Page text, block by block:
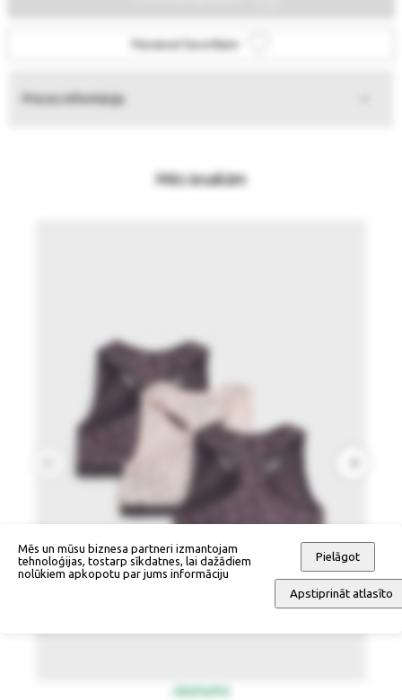
Pievienot favorītiem
Preces informācija
Mēs iesakām
Jaunums
Mēs un mūsu biznesa partneri izmantojam
tehnoloģijas, tostarp sīkdatnes, lai dažādiem
nolūkiem apkopotu par jums informāciju
Pielāgot
Apstiprināt atlasīto